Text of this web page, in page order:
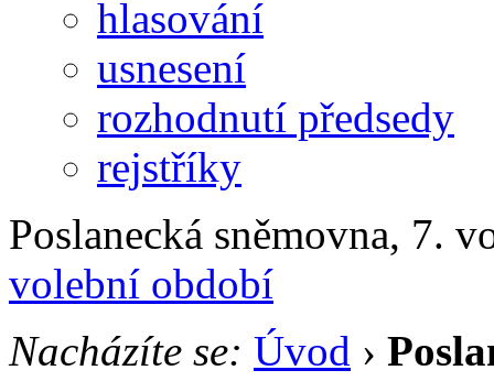
hlasování
usnesení
rozhodnutí předsedy
rejstříky
Poslanecká sněmovna, 7.
volební období
Nacházíte se: Úvod ›